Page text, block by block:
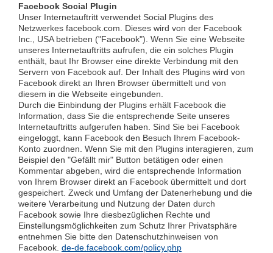
Facebook Social Plugin
Unser Internetauftritt verwendet Social Plugins des
Netzwerkes facebook.com. Dieses wird von der Facebook
Inc., USA betrieben ("Facebook"). Wenn Sie eine Webseite
unseres Internetauftritts aufrufen, die ein solches Plugin
enthält, baut Ihr Browser eine direkte Verbindung mit den
Servern von Facebook auf. Der Inhalt des Plugins wird von
Facebook direkt an Ihren Browser übermittelt und von
diesem in die Webseite eingebunden.
Durch die Einbindung der Plugins erhält Facebook die
Information, dass Sie die entsprechende Seite unseres
Internetauftritts aufgerufen haben. Sind Sie bei Facebook
eingeloggt, kann Facebook den Besuch Ihrem Facebook-
Konto zuordnen. Wenn Sie mit den Plugins interagieren, zum
Beispiel den "Gefällt mir" Button betätigen oder einen
Kommentar abgeben, wird die entsprechende Information
von Ihrem Browser direkt an Facebook übermittelt und dort
gespeichert. Zweck und Umfang der Datenerhebung und die
weitere Verarbeitung und Nutzung der Daten durch
Facebook sowie Ihre diesbezüglichen Rechte und
Einstellungsmöglichkeiten zum Schutz Ihrer Privatsphäre
entnehmen Sie bitte den Datenschutzhinweisen von
Facebook. de-de.facebook.com/policy.php